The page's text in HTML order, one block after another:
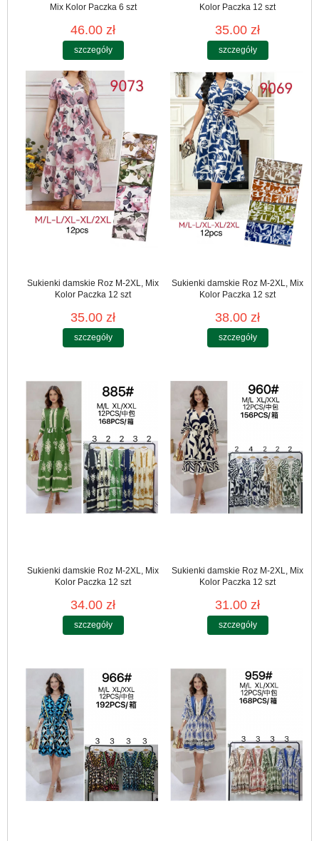
Mix Kolor Paczka 6 szt
46.00 zł
szczegóły
Kolor Paczka 12 szt
35.00 zł
szczegóły
Sukienki damskie Roz M-2XL, Mix
Kolor Paczka 12 szt
35.00 zł
szczegóły
Sukienki damskie Roz M-2XL, Mix
Kolor Paczka 12 szt
38.00 zł
szczegóły
Sukienki damskie Roz M-2XL, Mix
Kolor Paczka 12 szt
34.00 zł
szczegóły
Sukienki damskie Roz M-2XL, Mix
Kolor Paczka 12 szt
31.00 zł
szczegóły